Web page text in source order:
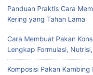
Panduan Praktis Cara
Kering yang Tahan Lama
Cara Membuat Pakan
Lengkap Formulasi,
Komposisi Pakan